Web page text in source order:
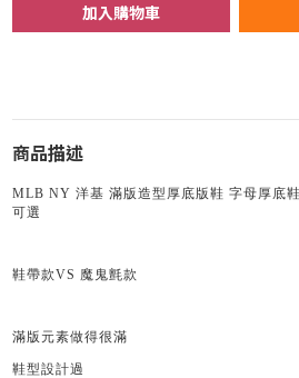
加入購物車
商品描述
MLB NY 洋基 滿版造型厚底版鞋 字母厚底
可選
鞋帶款VS 魔鬼氈款
滿版元素做得很滿
鞋型設計過